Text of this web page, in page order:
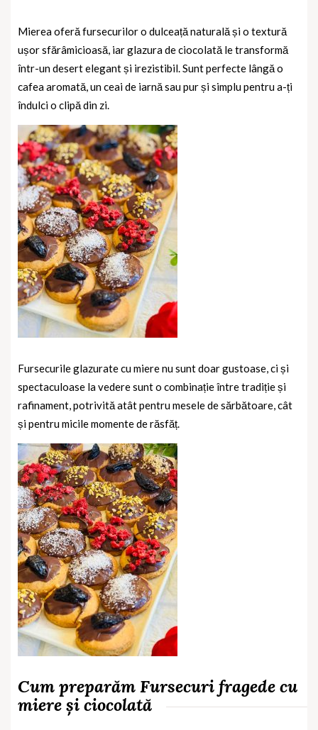
Mierea oferă fursecurilor o dulceață naturală și o textură
ușor sfărâmicioasă, iar glazura de ciocolată le transformă
într-un desert elegant și irezistibil. Sunt perfecte lângă o
cafea aromată, un ceai de iarnă sau pur și simplu pentru a-ți
îndulci o clipă din zi.
Fursecurile glazurate cu miere nu sunt doar gustoase, ci și
spectaculoase la vedere sunt o combinație între tradiție și
rafinament, potrivită atât pentru mesele de sărbătoare, cât
și pentru micile momente de răsfăț.
Cum preparăm Fursecuri fragede cu
miere și ciocolată